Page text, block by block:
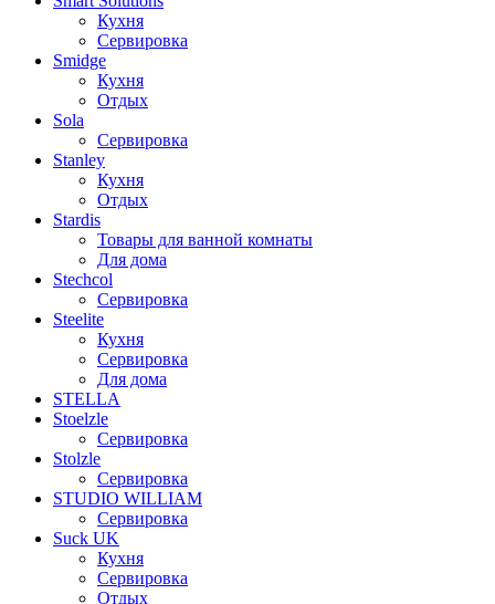
Кухня
Сервировка
Smidge
Кухня
Отдых
Sola
Сервировка
Stanley
Кухня
Отдых
Stardis
Товары для ванной комнаты
Для дома
Stechcol
Сервировка
Steelite
Кухня
Сервировка
Для дома
STELLA
Stoelzle
Сервировка
Stolzle
Сервировка
STUDIO WILLIAM
Сервировка
Suck UK
Кухня
Сервировка
Отдых